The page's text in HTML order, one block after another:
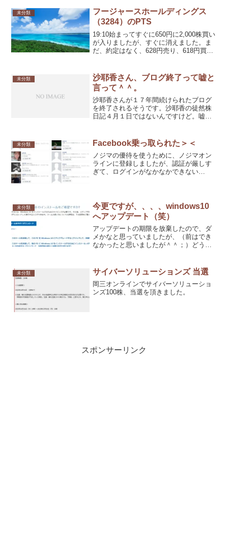
未分類
フージャースホールディングス
（3284）のPTS
19:10始まってすぐに650円に2,000株買い
が入りましたが、すぐに消えました。ま
だ、約定はなく、628円売り、618円買い
未分類
沙耶香さん、ブログ終了って嘘と
言って＾＾。
沙耶香さんが１７年間続けられたブログ
を終了されるそうです。沙耶香の徒然株
日記４月１日ではないんですけど。嘘と
ら、再開される日がくることを願ってい
未分類 Facebook乗っ取られた＞＜
ノジマの優待を使うために、ノジマオン
ラインに登録しましたが、認証が厳しす
ぎて、ログインがなかなかできない
未分類
今更ですが、、、、windows10
へアップデート（笑）
アップデートの期限を放棄したので、ダ
メかなと思っていましたが、（前はでき
なかったと思いましたが＾＾；）どうや
未分類 サイバーソリューションズ 当選
岡三オンラインでサイバーソリューショ
ンズ100株、当選を頂きました。
スポンサーリンク